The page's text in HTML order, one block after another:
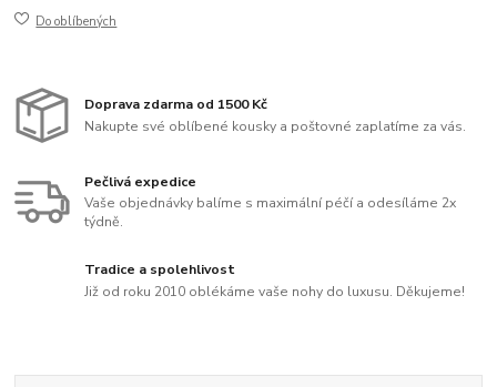
Do oblíbených
Doprava zdarma od 1500 Kč
Nakupte své oblíbené kousky a poštovné zaplatíme za vás.
Pečlivá expedice
Vaše objednávky balíme s maximální péčí a odesíláme 2x
týdně.
Tradice a spolehlivost
Již od roku 2010 oblékáme vaše nohy do luxusu. Děkujeme!